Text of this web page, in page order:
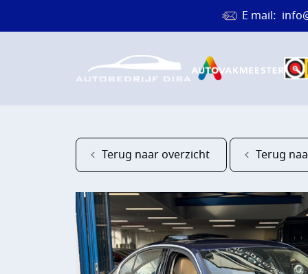
E mail:
HOME
AANBOD
Terug naar overzicht Terug